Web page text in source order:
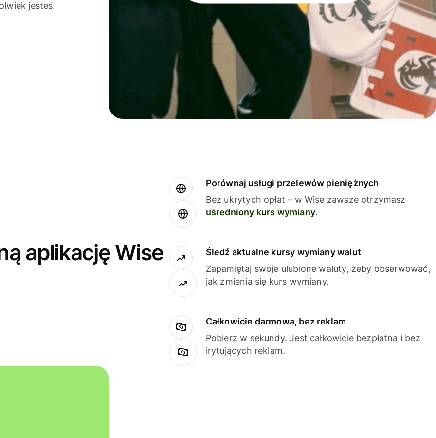
jesteś.
aplikację Wise
Porównaj usługi przelewów pieniężnych
Bez ukrytych opłat – w Wise zawsze otrzymasz
uśredniony kurs wymiany.
Śledź aktualne kursy wymiany walut
Zapamiętaj swoje ulubione waluty, żeby obserwować,
jak zmienia się kurs wymiany.
Całkowicie darmowa, bez reklam
Pobierz w sekundy. Jest całkowicie bezpłatna i bez
irytujących reklam.